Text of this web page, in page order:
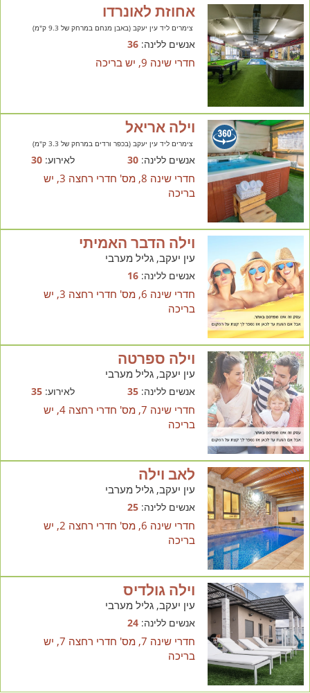
אחוזת לאונרדו
צימרים ליד עין יעקב (באבן מנחם במרחק של 9.3 ק"מ)
אנשים ללינה:36
חדרי שינה 9, יש בריכה
וילה אריאל
צימרים ליד עין יעקב (בכפר ורדים במרחק של 3.3 ק"מ)
אנשים ללינה:30 לאירוע:30
חדרי שינה 8, מס' חדרי רחצה 3, יש
בריכה
וילה הדבר האמיתי
עין יעקב, גליל מערבי
אנשים ללינה:16
חדרי שינה 6, מס' חדרי רחצה 3, יש
בריכה
וילה ספרטה
עין יעקב, גליל מערבי
אנשים ללינה:35 לאירוע:35
חדרי שינה 7, מס' חדרי רחצה 4, יש
בריכה
לאב וילה
עין יעקב, גליל מערבי
אנשים ללינה:25
חדרי שינה 6, מס' חדרי רחצה 2, יש
בריכה
וילה גולדיס
עין יעקב, גליל מערבי
אנשים ללינה:24
חדרי שינה 7, מס' חדרי רחצה 7, יש
בריכה